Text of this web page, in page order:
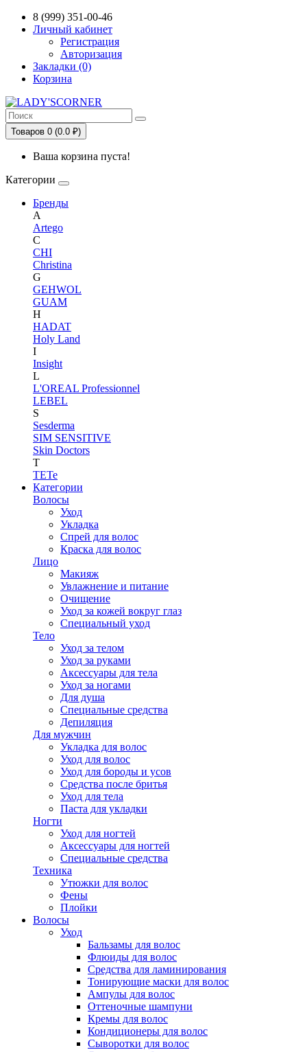
Сервис сравнения цен в Беларуси
8 (999) 351-00-46
Личный кабинет
Регистрация
Авторизация
Закладки (0)
Корзина
Товаров 0 (0.0 ₽)
Ваша корзина пуста!
Категории
Бренды
A
Artego
C
CHI
Christina
G
GEHWOL
GUAM
H
HADAT
Holy Land
I
Insight
L
L'OREAL Professionnel
LEBEL
S
Sesderma
SIM SENSITIVE
Skin Doctors
T
TETe
Категории
Волосы
Уход
Укладка
Спрей для волос
Краска для волос
Лицо
Макияж
Увлажнение и питание
Очищение
Уход за кожей вокруг глаз
Специальный уход
Тело
Уход за телом
Уход за руками
Аксессуары для тела
Уход за ногами
Для душа
Специальные средства
Депиляция
Для мужчин
Укладка для волос
Уход для волос
Уход для бороды и усов
Средства после бритья
Уход для тела
Паста для укладки
Ногти
Уход для ногтей
Аксессуары для ногтей
Специальные средства
Техника
Утюжки для волос
Фены
Плойки
Волосы
Уход
Бальзамы для волос
Флюиды для волос
Средства для ламинирования
Тонирующие маски для волос
Ампулы для волос
Оттеночные шампуни
Кремы для волос
Кондиционеры для волос
Сыворотки для волос